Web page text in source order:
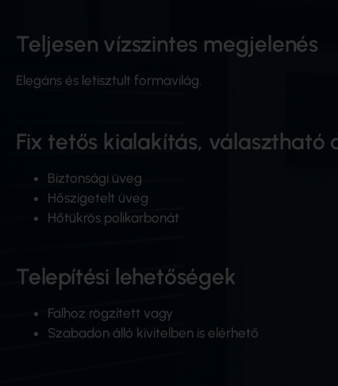
Teljesen vízszintes megjelenés
Elegáns és letisztult formavilág.
Fix tetős kialakítás, választható
Biztonsági üveg
Hőszigetelt üveg
Hőtükrös polikarbonát
Telepítési lehetőségek
Falhoz rögzített vagy
Szabadon álló kivitelben is elérhető